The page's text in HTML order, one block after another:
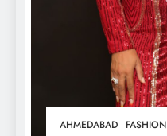
AHMEDABAD FASHION